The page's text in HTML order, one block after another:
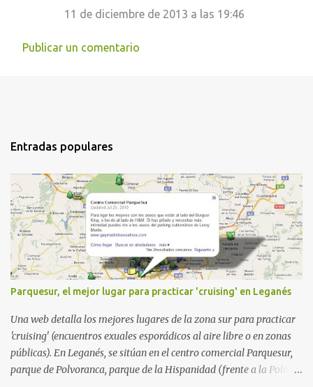
11 de diciembre de 2013 a las 19:46
Publicar un comentario
Entradas populares
Parquesur, el mejor lugar para practicar 'cruising' en Leganés
Una web detalla los mejores lugares de la zona sur para practicar
'cruising' (encuentros exuales esporádicos al aire libre o en zonas
públicas). En Leganés, se sitúan en el centro comercial Parquesur,
parque de Polvoranca, parque de la Hispanidad (frente a la Policía